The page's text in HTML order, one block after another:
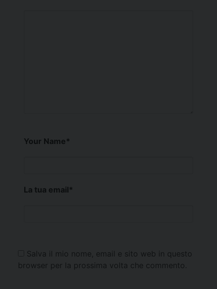
Your Name*
La tua email*
Salva il mio nome, email e sito web in questo
browser per la prossima volta che commento.